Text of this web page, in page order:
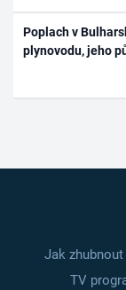
Poplach v
plynovodu, jeho
Jak zhubnout
TV